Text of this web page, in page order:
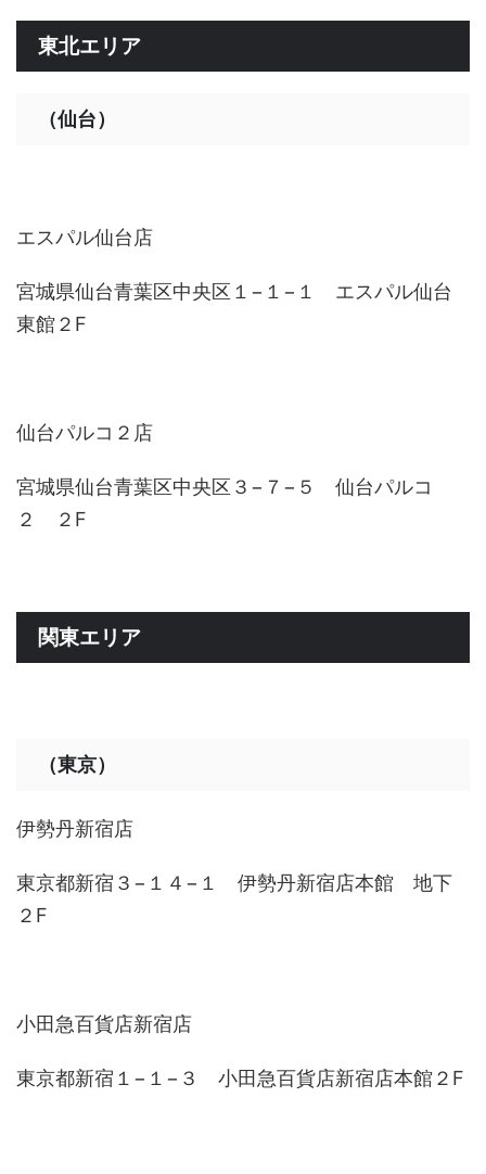
東北エリア
（仙台）
エスパル仙台店
宮城県仙台青葉区中央区１−１−１ エスパル仙台
東館２F
仙台パルコ２店
宮城県仙台青葉区中央区３−７−５ 仙台パルコ
２ ２F
関東エリア
（東京）
伊勢丹新宿店
東京都新宿３−１４−１ 伊勢丹新宿店本館 地下
２F
小田急百貨店新宿店
東京都新宿１−１−３ 小田急百貨店新宿店本館２F